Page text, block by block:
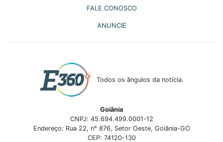
FALE CONOSCO
ANUNCIE
Todos os ângulos da notícia.
Goiânia
CNPJ: 45.694.499.0001-12
Endereço: Rua 22, n° 876, Setor Oeste, Goiânia-GO
CEP: 74120-130